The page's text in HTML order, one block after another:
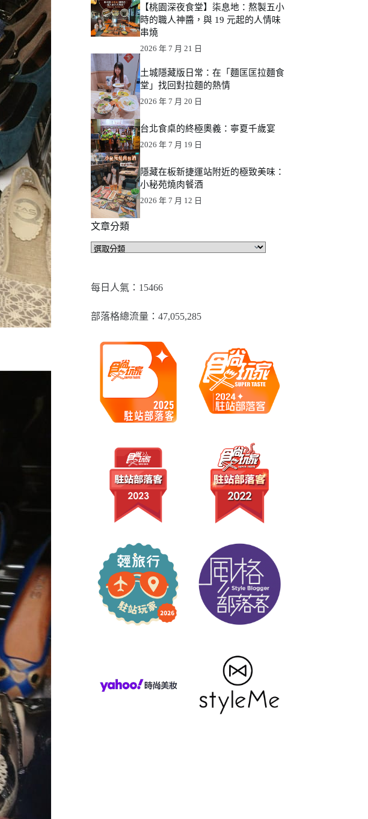
【桃園深夜食堂】柒息地：熬製五小
時的職人神醬，與 19 元起的人情味
串燒
2026 年 7 月 21 日
土城隱藏版日常：在「麵匡匡拉麵食
堂」找回對拉麵的熱情
2026 年 7 月 20 日
台北食桌的終極奧義：寧夏千歲宴
2026 年 7 月 19 日
隱藏在板新捷運站附近的極致美味：
小秘苑燒肉餐酒
2026 年 7 月 12 日
文章分類
文
類
每日人氣：15466
部落格總流量：​47,055,285